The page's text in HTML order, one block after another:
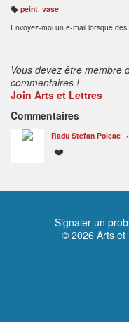
B
ali
s
peint, vase
Envoyez-moi un e-mail lorsque
Vous devez être membre
commentaires !
Join Arts et Lettres
Commentaires
Radu Stefan Poleac
❤️
Signaler un
© 2026 Arts et